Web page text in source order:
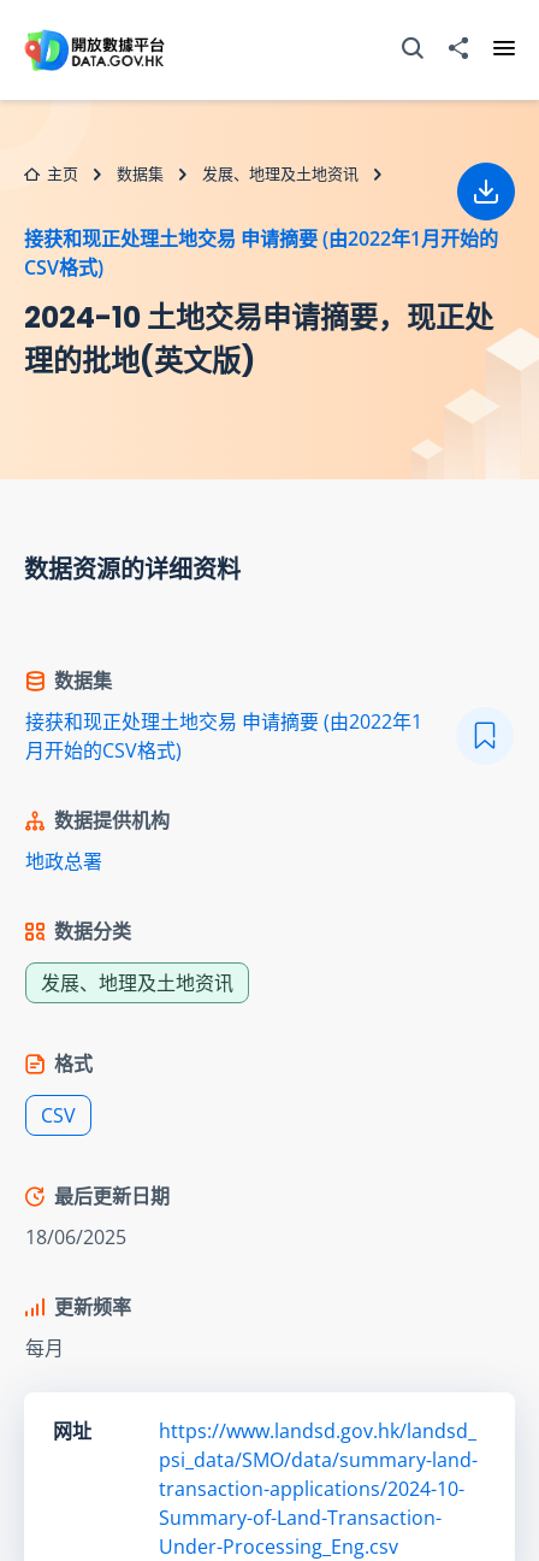
打开搜寻器分享至
主页 数据集 发展、地理及土地资讯
接获和现正处理土地交易 申请摘要 (由2022年1月开始的
CSV格式)
2024-10 土地交易申请摘要，现正处
理的批地(英文版)
下载
数据资源的详细资料
数据集
接获和现正处理土地交易 申请摘要 (由2022年1
月开始的CSV格式)
数据提供机构
地政总署
数据分类
发展、地理及土地资讯
格式
CSV
最后更新日期
18/06/2025
更新频率
每月
网址
https://www.landsd.gov.hk/landsd_
psi_data/SMO/data/summary-land-
transaction-applications/2024-10-
Summary-of-Land-Transaction-
Under-Processing_Eng.csv